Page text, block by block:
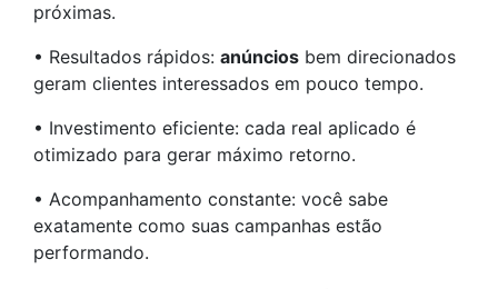
próximas.
• Resultados rápidos: anúncios bem direcionados
geram clientes interessados em pouco tempo.
• Investimento eficiente: cada real aplicado é
otimizado para gerar máximo retorno.
• Acompanhamento constante: você sabe
exatamente como suas campanhas estão
performando.